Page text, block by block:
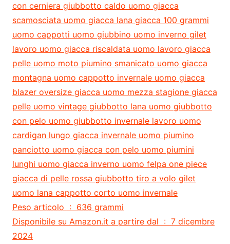
con cerniera giubbotto caldo uomo giacca
scamosciata uomo giacca lana giacca 100 grammi
uomo cappotti uomo giubbino uomo inverno gilet
lavoro uomo giacca riscaldata uomo lavoro giacca
pelle uomo moto piumino smanicato uomo giacca
montagna uomo cappotto invernale uomo giacca
blazer oversize giacca uomo mezza stagione giacca
pelle uomo vintage giubbotto lana uomo giubbotto
con pelo uomo giubbotto invernale lavoro uomo
cardigan lungo giacca invernale uomo piumino
panciotto uomo giacca con pelo uomo piumini
lunghi uomo giacca inverno uomo felpa one piece
giacca di pelle rossa giubbotto tiro a volo gilet
uomo lana cappotto corto uomo invernale
Peso articolo ‏ : ‎ 636 grammi
Disponibile su Amazon.it a partire dal ‏ : ‎ 7 dicembre
2024